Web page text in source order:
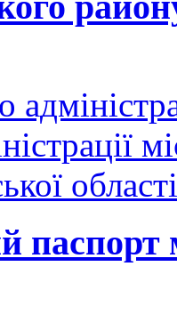
області